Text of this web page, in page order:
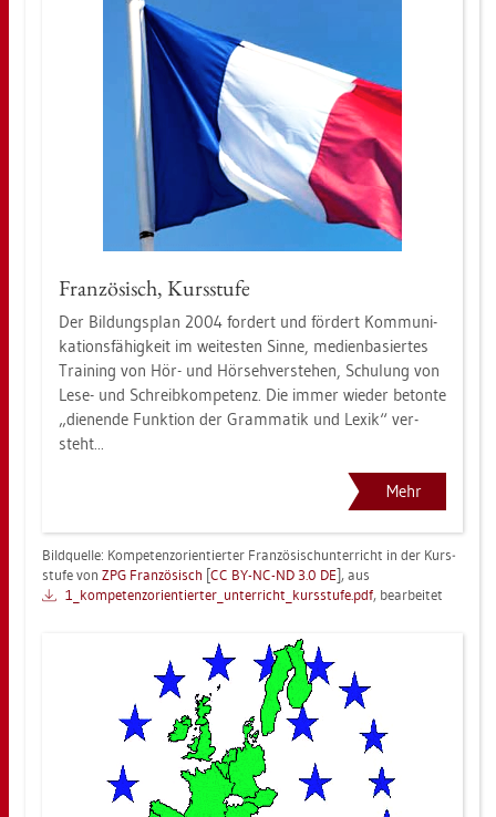
Fran­zö­sisch, Kurs­stu­fe
Der Bil­dungs­plan 2004 for­dert und för­dert Kom­mu­ni­
ka­ti­ons­fä­hig­keit im wei­tes­ten Sinne, me­di­en­ba­sier­tes
Trai­ning von Hör- und Hör­seh­ver­ste­hen, Schu­lung von
Lese- und Schreib­kom­pe­tenz. Die immer wie­der be­ton­te
„die­nen­de Funk­ti­on der Gram­ma­tik und Lexik“ ver­
steht...
Mehr
Bild­quel­le: Kom­pe­tenz­ori­en­tier­ter Fran­zö­sisch­un­ter­richt in der Kurs­
stu­fe von ZPG Fran­zö­sisch [CC BY-NC-ND 3.0 DE], aus
1_­kom­pe­tenz­ori­en­tier­ter_­un­ter­rich­t_kurs­stu­fe.pdf, be­ar­bei­tet